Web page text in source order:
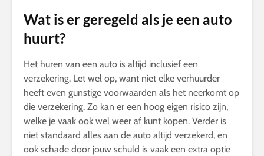
Wat is er geregeld als je een auto
huurt?
Het huren van een auto is altijd inclusief een
verzekering. Let wel op, want niet elke verhuurder
heeft even gunstige voorwaarden als het neerkomt op
die verzekering. Zo kan er een hoog eigen risico zijn,
welke je vaak ook wel weer af kunt kopen. Verder is
niet standaard alles aan de auto altijd verzekerd, en
ook schade door jouw schuld is vaak een extra optie